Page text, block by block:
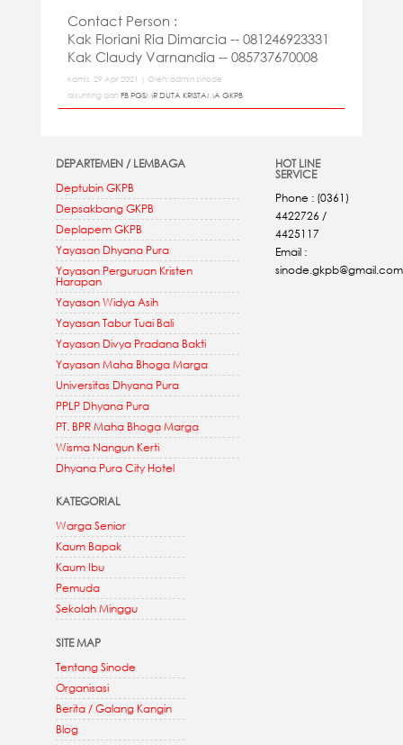
Contact Person :
Kak Floriani Ria Dimarcia -- 081246923331
Kak Claudy Varnandia -- 085737670008
kamis, 29 Apr 2021 | Oleh: admin sinode
disunting dari FB PGSMR DUTA KRISTAMA GKPB
DEPARTEMEN / LEMBAGA
Deptubin GKPB
Depsakbang GKPB
Deplapem GKPB
Yayasan Dhyana Pura
Yayasan Perguruan Kristen
Harapan
Yayasan Widya Asih
Yayasan Tabur Tuai Bali
Yayasan Divya Pradana Bakti
Yayasan Maha Bhoga Marga
Universitas Dhyana Pura
PPLP Dhyana Pura
PT. BPR Maha Bhoga Marga
Wisma Nangun Kerti
Dhyana Pura City Hotel
KATEGORIAL
Warga Senior
Kaum Bapak
Kaum Ibu
Pemuda
Sekolah Minggu
SITE MAP
Tentang Sinode
Organisasi
Berita / Galang Kangin
Blog
HOT LINE
SERVICE
Phone : (0361)
4422726 /
4425117
Email :
sinode.gkpb@gmail.com